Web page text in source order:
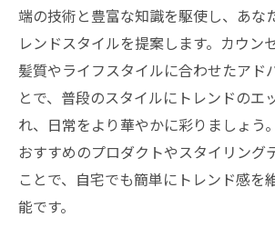
端の技術と豊富な知識を駆使し、あな
レンドスタイルを提案します。カウン
髪質やライフスタイルに合わせたアド
とで、普段のスタイルにトレンドのエ
れ、日常をより華やかに彩りましょう
おすすめのプロダクトやスタイリング
ことで、自宅でも簡単にトレンド感を
能です。